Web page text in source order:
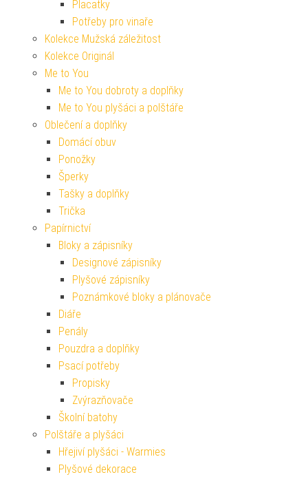
Placatky
Potřeby pro vinaře
Kolekce Mužská záležitost
Kolekce Originál
Me to You
Me to You dobroty a doplňky
Me to You plyšáci a polštáře
Oblečení a doplňky
Domácí obuv
Ponožky
Šperky
Tašky a doplňky
Trička
Papírnictví
Bloky a zápisníky
Designové zápisníky
Plyšové zápisníky
Poznámkové bloky a plánovače
Diáře
Penály
Pouzdra a doplňky
Psací potřeby
Propisky
Zvýrazňovače
Školní batohy
Polštáře a plyšáci
Hřejiví plyšáci - Warmies
Plyšové dekorace